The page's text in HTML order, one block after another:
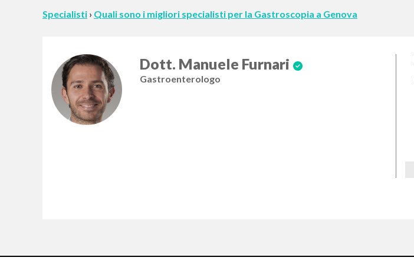
Specialisti › Quali sono i migliori specialisti per la Gastroscopia a Genova
Dott. Manuele Furnari
Gastroenterologo